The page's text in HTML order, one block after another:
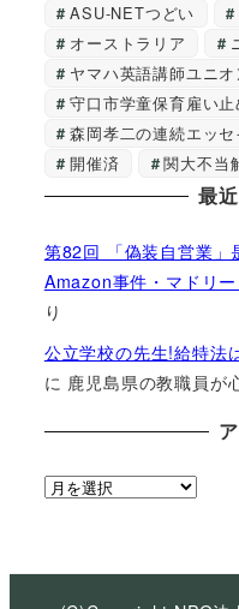
ASU-NETつどい
オーストラリア
ヤマハ英語講師ユニオ
守口市学童保育雇い止
森岡孝二の連続エッセ
開催済
関大不当
最
第82回 「偽装自営業」
Amazon事件・マドリ
り
公立学校の先生!給特法
に 鹿児島県の教職員が
ア
イ